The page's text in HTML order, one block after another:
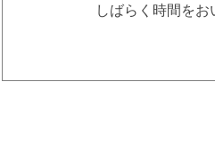
しばらく時間を